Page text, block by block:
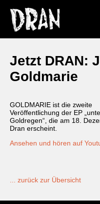
Jetzt DRAN:
Goldmarie
GOLDMARIE ist die zweite
Veröffentlichung der EP
Goldregen“, die am 18.
Dran erscheint.
Ansehen und hören auf
... zurück zur Übersicht